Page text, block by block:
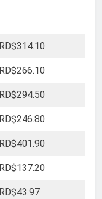
RD$314.10
RD$266.10
RD$294.50
RD$246.80
RD$401.90
RD$137.20
RD$43.97